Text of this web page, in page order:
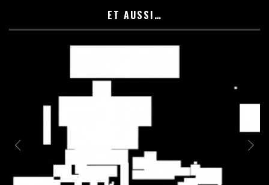
ET AUSSI…